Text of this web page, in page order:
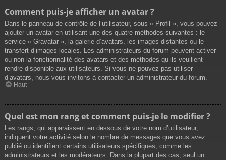
Comment puis-je afficher un avatar ?
Dans le panneau de contrôle de l’utilisateur, sous « Profil », vous pouvez
ajouter un avatar en utilisant une des quatre méthodes suivantes : le
service « Gravatar », la galerie d’avatars, les images distantes ou le
transfert d’images locales. Les administrateurs du forum peuvent activer
ou non la fonctionnalité des avatars et des méthodes qu’ils veuillent
rendre disponible aux utilisateurs. Si vous ne pouvez pas utiliser
d’avatars, nous vous invitons à contacter un administrateur du forum.
Haut
Quel est mon rang et comment puis-je le modifier ?
Les rangs, qui apparaissent en dessous de votre nom d’utilisateur,
indiquent votre activité selon le nombre de messages que vous avez
publié ou identifient certains utilisateurs spécifiques, comme les
administrateurs et les modérateurs. Dans la plupart des cas, seul un